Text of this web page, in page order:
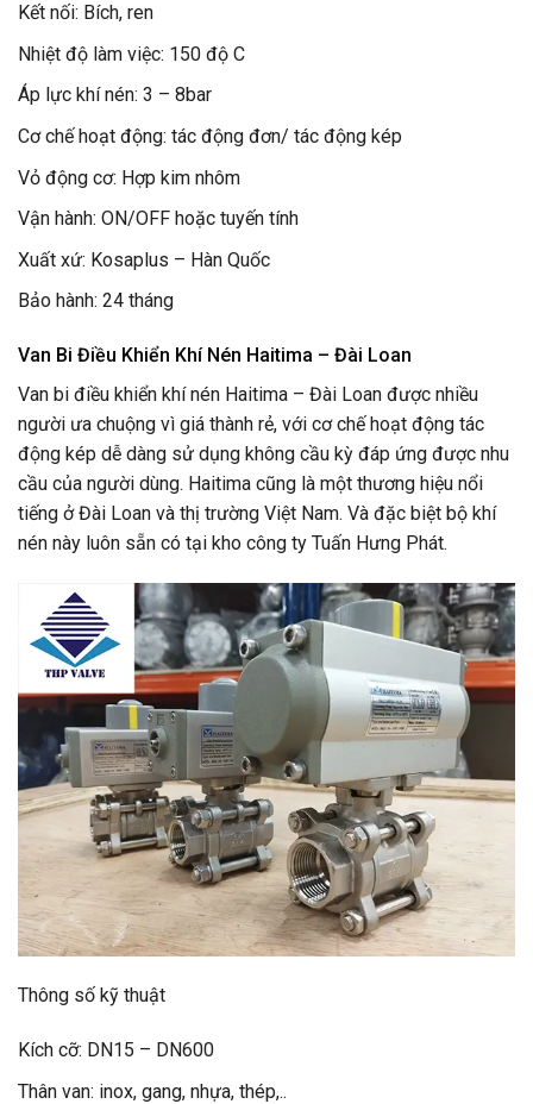
Kết nối: Bích, ren
Nhiệt độ làm việc: 150 độ C
Áp lực khí nén: 3 – 8bar
Cơ chế hoạt động: tác động đơn/ tác động kép
Vỏ động cơ: Hợp kim nhôm
Vận hành: ON/OFF hoặc tuyến tính
Xuất xứ: Kosaplus – Hàn Quốc
Bảo hành: 24 tháng
Van Bi Điều Khiển Khí Nén Haitima – Đài Loan
Van bi điều khiển khí nén Haitima – Đài Loan được nhiều
người ưa chuộng vì giá thành rẻ, với cơ chế hoạt động tác
động kép dễ dàng sử dụng không cầu kỳ đáp ứng được nhu
cầu của người dùng. Haitima cũng là một thương hiệu nổi
tiếng ở Đài Loan và thị trường Việt Nam. Và đặc biệt bộ khí
nén này luôn sẵn có tại kho công ty Tuấn Hưng Phát.
Thông số kỹ thuật
Kích cỡ: DN15 – DN600
Thân van: inox, gang, nhựa, thép,..